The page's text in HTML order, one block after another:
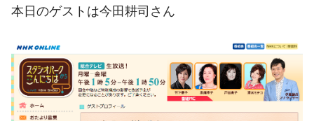
本日のゲストは今田耕司さん